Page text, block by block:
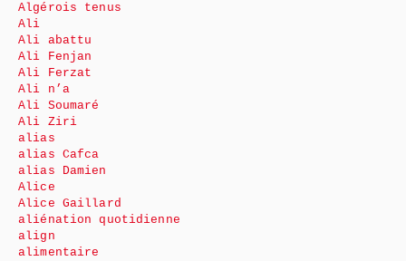
Algérois tenus
Ali
Ali abattu
Ali Fenjan
Ali Ferzat
Ali n’a
Ali Soumaré
Ali Ziri
alias
alias Cafca
alias Damien
Alice
Alice Gaillard
aliénation quotidienne
align
alimentaire